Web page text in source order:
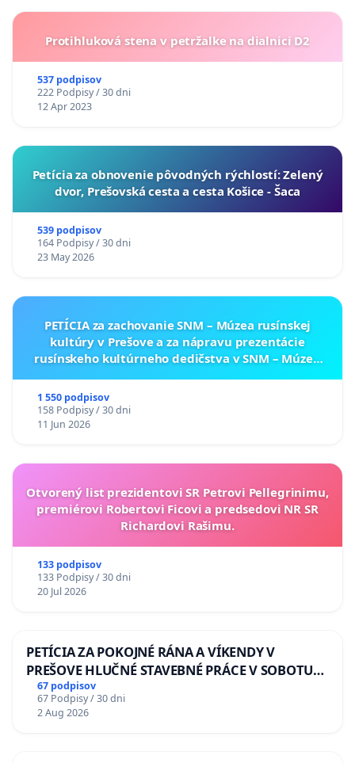
Protihluková stena v petržalke na dialnici D2
537 podpisov
222 Podpisy / 30 dni
12 Apr 2023
​Petícia za obnovenie pôvodných rýchlostí: Zelený
dvor, Prešovská cesta a cesta Košice - Šaca
539 podpisov
164 Podpisy / 30 dni
23 May 2026
PETÍCIA za zachovanie SNM – Múzea rusínskej
kultúry v Prešove a za nápravu prezentácie
rusínskeho kultúrneho dedičstva v SNM – Múzeu
1 550 podpisov
158 Podpisy / 30 dni
11 Jun 2026
Otvorený list prezidentovi SR Petrovi Pellegrinimu,
premiérovi Robertovi Ficovi a predsedovi NR SR
Richardovi Rašimu.
133 podpisov
133 Podpisy / 30 dni
20 Jul 2026
PETÍCIA ZA POKOJNÉ RÁNA A VÍKENDY V
PREŠOVE HLUČNÉ STAVEBNÉ PRÁCE V SOBOTU
LEN OD 9.00 DO 13.00 HOD., CEZ PRACOVNÝ
TÝŽDEŇ CIEĽ 8.00 – 18.00 HOD. A PRAVIDELNÁ
KONTROLA STAVBY C-AREA NA
67 podpisov
67 Podpisy / 30 dni
2 Aug 2026